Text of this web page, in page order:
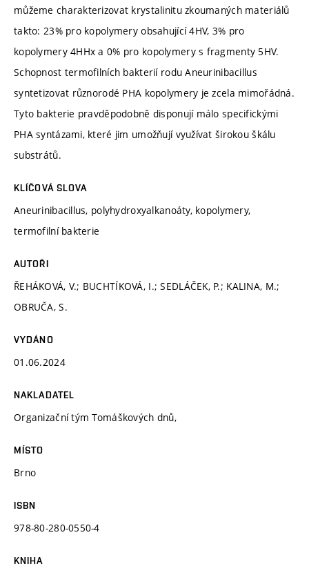
můžeme charakterizovat krystalinitu zkoumaných materiálů
takto: 23% pro kopolymery obsahující 4HV, 3% pro
kopolymery 4HHx a 0% pro kopolymery s fragmenty 5HV.
Schopnost termofilních bakterií rodu Aneurinibacillus
syntetizovat různorodé PHA kopolymery je zcela mimořádná.
Tyto bakterie pravděpodobně disponují málo specifickými
PHA syntázami, které jim umožňují využívat širokou škálu
substrátů.
KLÍČOVÁ SLOVA
Aneurinibacillus, polyhydroxyalkanoáty, kopolymery,
termofilní bakterie
AUTOŘI
ŘEHÁKOVÁ, V.; BUCHTÍKOVÁ, I.; SEDLÁČEK, P.; KALINA, M.;
OBRUČA, S.
VYDÁNO
01.06.2024
NAKLADATEL
Organizační tým Tomáškových dnů,
MÍSTO
Brno
ISBN
978-80-280-0550-4
KNIHA